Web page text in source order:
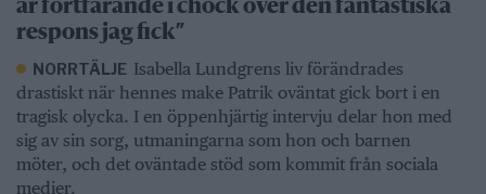
är fortfarande i chock över den fantastiska
respons jag fick”
NORRTÄLJE Isabella Lundgrens liv förändrades
drastiskt när hennes make Patrik oväntat gick bort i en
tragisk olycka. I en öppenhjärtig intervju delar hon med
sig av sin sorg, utmaningarna som hon och barnen
möter, och det oväntade stöd som kommit från sociala
medier.